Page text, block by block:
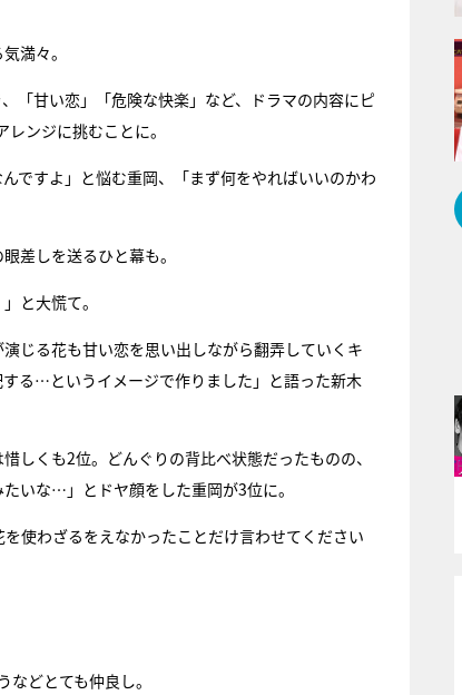
満々。
「甘い恋」「危険な快楽」など、ドラマの内容にピ
ンジに挑むことに。
ですよ」と悩む重岡、「まず何をやればいいのかわ
差しを送るひと幕も。
と大慌て。
じる花も甘い恋を思い出しながら翻弄していくキ
る…というイメージで作りました」と語った新木
しくも2位。どんぐりの背比べ状態だったものの、
いな…」とドヤ顔をした重岡が3位に。
使わざるをえなかったことだけ言わせてください
どとても仲良し。